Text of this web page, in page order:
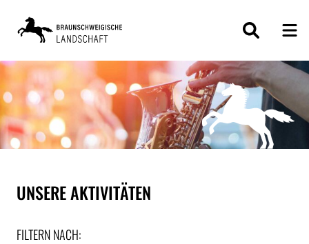
ZUM
INHALT
UNSERE AKTIVITÄTEN
FILTERN NACH: